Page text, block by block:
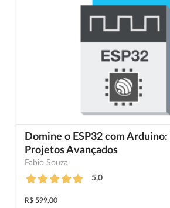
Domine o ESP32 com Arduino:
Projetos Avançados
Fabio Souza
5,0
R$ 599,00